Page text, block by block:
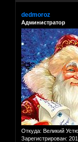
dedmoroz
Администратор
Откуда: Великий
Зарегистрирован: